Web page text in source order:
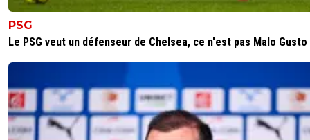
PSG
Le PSG veut un défenseur de Chelsea, ce n'est pas Malo Gusto